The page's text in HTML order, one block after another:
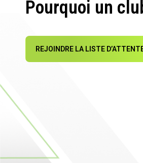
Pourquoi un
REJOINDRE LA LISTE